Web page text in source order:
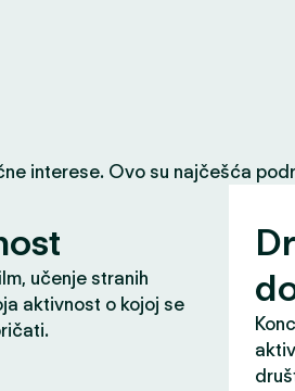
interese. Ovo su najčešća
učenje stranih
aktivnost o kojoj se